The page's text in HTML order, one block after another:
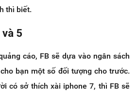
thì biết.
5
cáo, FB sẽ dựa vào ngân sách
bạn một số đối tượng cho trước.
có sở thích xài iphone 7, thì FB sẽ